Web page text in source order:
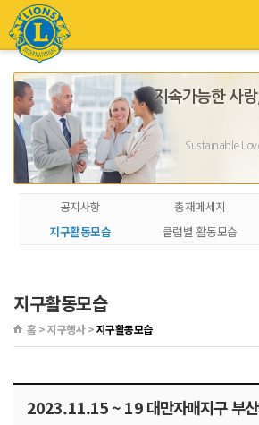
지속가능한 사
Sustainable
공지사항 총재메세지
지구활동모습
클럽별 활동모습
지구활동모습
홈 > 지구행사 >지구활동모습
2023.11.15 ~ 19 대만자매지구 부